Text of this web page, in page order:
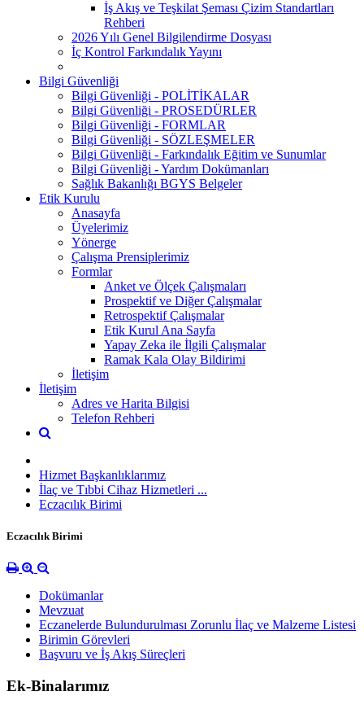
İş Akış ve Teşkilat Şeması Çizim Standartları
Rehberi
2026 Yılı Genel Bilgilendirme Dosyası
İç Kontrol Farkındalık Yayını
Bilgi Güvenliği
Bilgi Güvenliği - POLİTİKALAR
Bilgi Güvenliği - PROSEDÜRLER
Bilgi Güvenliği - FORMLAR
Bilgi Güvenliği - SÖZLEŞMELER
Bilgi Güvenliği - Farkındalık Eğitim ve Sunumlar
Bilgi Güvenliği - Yardım Dokümanları
Sağlık Bakanlığı BGYS Belgeler
Etik Kurulu
Anasayfa
Üyelerimiz
Yönerge
Çalışma Prensiplerimiz
Formlar
Anket ve Ölçek Çalışmaları
Prospektif ve Diğer Çalışmalar
Retrospektif Çalışmalar
Etik Kurul Ana Sayfa
Yapay Zeka ile İlgili Çalışmalar
Ramak Kala Olay Bildirimi
İletişim
İletişim
Adres ve Harita Bilgisi
Telefon Rehberi
Hizmet Başkanlıklarımız
İlaç ve Tıbbi Cihaz Hizmetleri ...
Eczacılık Birimi
Eczacılık Birimi
Dokümanlar
Mevzuat
Eczanelerde Bulundurulması Zorunlu İlaç ve Malzeme Listesi
Birimin Görevleri
Başvuru ve İş Akış Süreçleri
Ek-Binalarımız